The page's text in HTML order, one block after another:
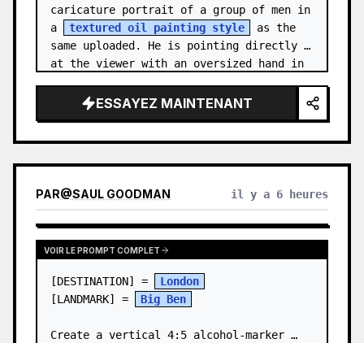
caricature portrait of a group of men in
a
textured oil painting style
as the
same uploaded. He is pointing directly
at the viewer with an oversized hand in
ESSAYEZ MAINTENANT
PAR@SAUL GOODMAN il y a 6 heures
VOIR LE PROMPT COMPLET
[DESTINATION] =
London
[LANDMARK] =
Big Ben
Create a vertical 4:5 alcohol-marker